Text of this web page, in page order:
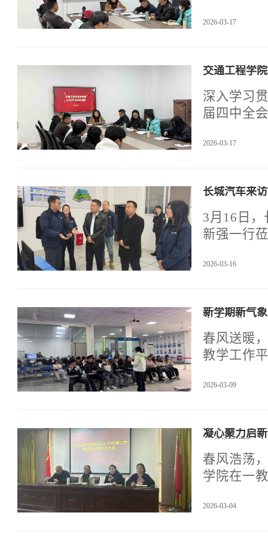
活动室召
2026-03-17
交通工程学
深入学习
届四中全
实训室召
2026-03-17
长城汽车来
3月16日
新强一行
就业办主
2026-03-16
新学期新气
春风送暖
教学工作
共同参与
2026-03-09
凝心聚力启
春风浩荡
学院在一
职工的智
2026-03-04